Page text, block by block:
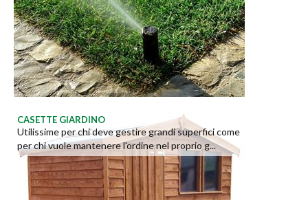
CASETTE GIARDINO
Utilissime per chi deve gestire grandi superfici come
per chi vuole mantenere l'ordine nel proprio g...